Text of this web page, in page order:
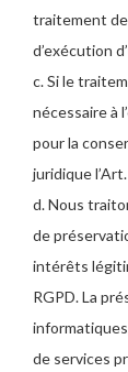
traitement
d’exécution
c. Si le
nécessaire à
pour la
juridique
d. Nous
de
intérêts
RGPD. La
de services